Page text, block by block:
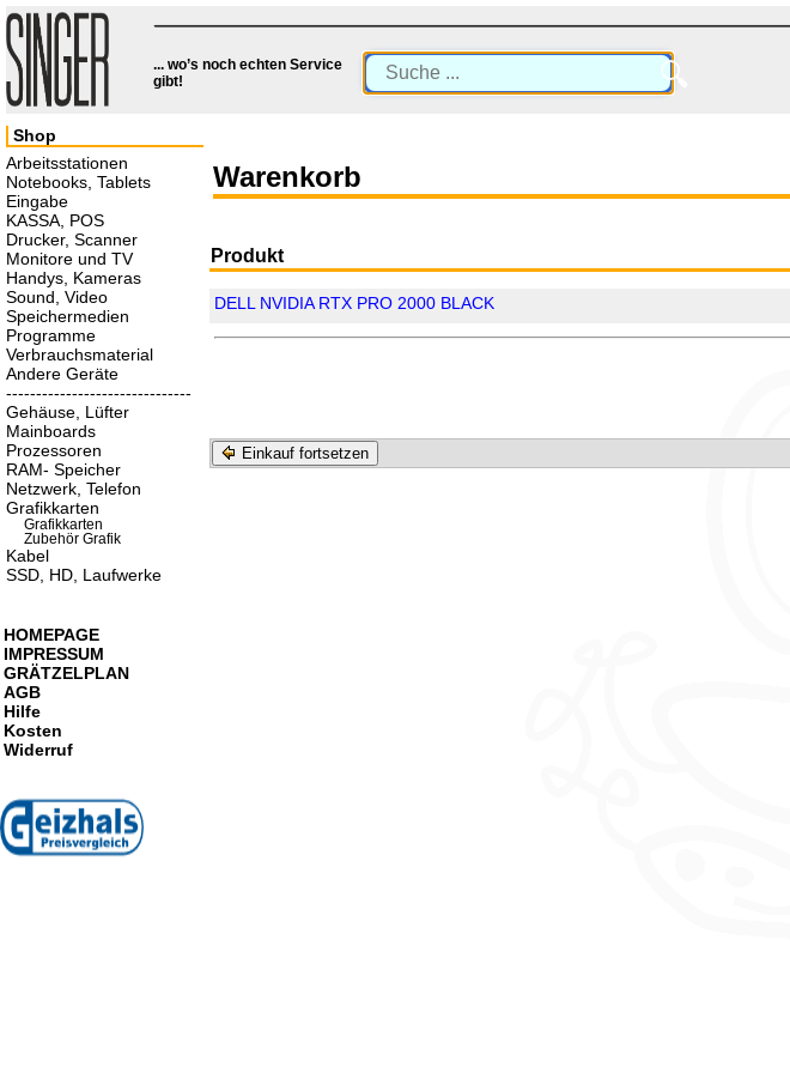
... wo’s noch echten Service
gibt!
🔍
Warenkorb
Produkt
DELL NVIDIA RTX PRO 2000 BLACK
Einkauf fortsetzen
Shop
Arbeitsstationen
Notebooks, Tablets
Eingabe
KASSA, POS
Drucker, Scanner
Monitore und TV
Handys, Kameras
Sound, Video
Speichermedien
Programme
Verbrauchsmaterial
Andere Geräte
-------------------------------
Gehäuse, Lüfter
Mainboards
Prozessoren
RAM- Speicher
Netzwerk, Telefon
Grafikkarten
Grafikkarten
Zubehör Grafik
Kabel
SSD, HD, Laufwerke
HOMEPAGE
IMPRESSUM
GRÄTZELPLAN
AGB
Hilfe
Kosten
Widerruf